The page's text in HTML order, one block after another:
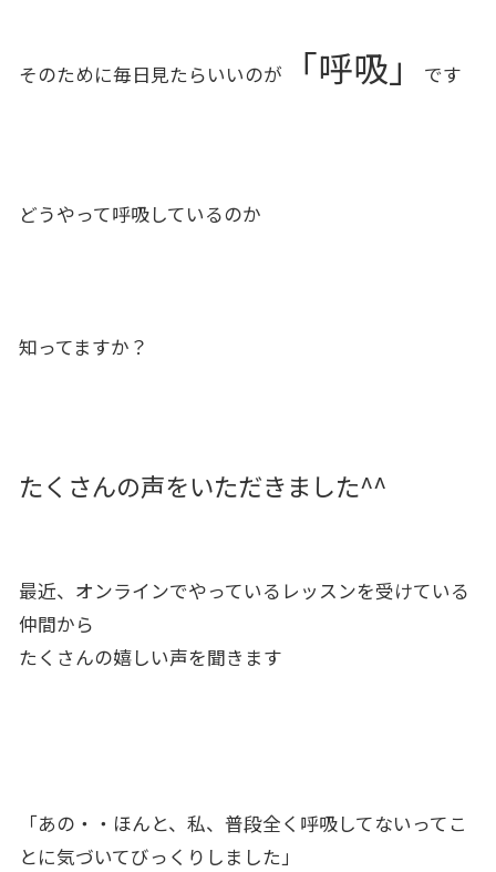
そのために毎日見たらいいのが 「呼吸」 です
どうやって呼吸しているのか
知ってますか？
たくさんの声をいただきました^^
最近、オンラインでやっているレッスンを受けている
仲間から
たくさんの嬉しい声を聞きます
「あの・・ほんと、私、普段全く呼吸してないってこ
とに気づいてびっくりしました」